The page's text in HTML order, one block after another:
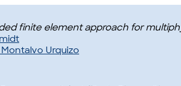
finite element approach for
Urquizo